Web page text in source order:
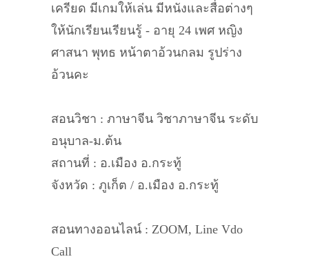
เครียด มีเกมให้เล่น มีหนังและสื่อต่างๆ
ให้นักเรียนเรียนรู้ - อายุ 24 เพศ หญิง
ศาสนา พุทธ หน้าตาอ้วนกลม รูปร่าง
อ้วนคะ
สอนวิชา : ภาษาจีน วิชาภาษาจีน ระดับ
อนุบาล-ม.ต้น
สถานที่ : อ.เมือง อ.กระทู้
จังหวัด : ภูเก็ต / อ.เมือง อ.กระทู้
สอนทางออนไลน์ : ZOOM, Line Vdo
Call